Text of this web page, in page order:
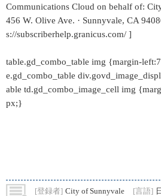
Communications Cloud on behalf of:
456 W. Olive Ave. · Sunnyvale, CA
s://subscriberhelp.granicus.com/ ]
table.gd_combo_table img {margin-
e.gd_combo_table
able td.gd_combo_image_cell img
px;}
[登録者] City of Sunnyvale [言語]